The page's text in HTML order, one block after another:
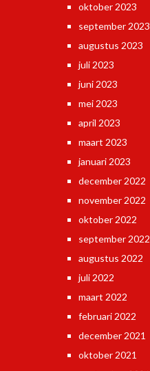
oktober 2023
september 2023
augustus 2023
juli 2023
juni 2023
mei 2023
april 2023
maart 2023
januari 2023
december 2022
november 2022
oktober 2022
september 2022
augustus 2022
juli 2022
maart 2022
februari 2022
december 2021
oktober 2021